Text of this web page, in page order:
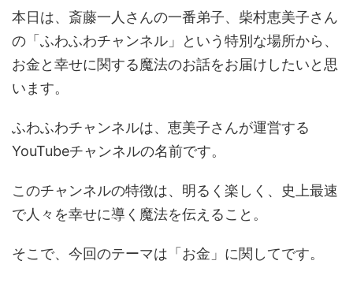
本日は、斎藤一人さんの一番弟子、柴村恵美子さん
の「ふわふわチャンネル」という特別な場所から、
お金と幸せに関する魔法のお話をお届けしたいと思
います。
ふわふわチャンネルは、恵美子さんが運営する
YouTubeチャンネルの名前です。
このチャンネルの特徴は、明るく楽しく、史上最速
で人々を幸せに導く魔法を伝えること。
そこで、今回のテーマは「お金」に関してです。